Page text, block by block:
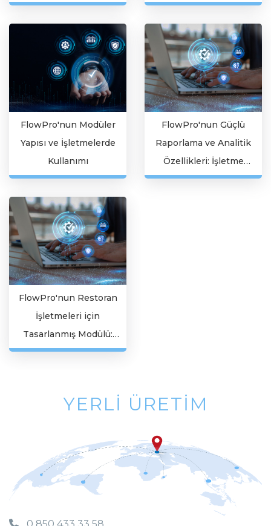
Faydalar ve Rekabet
Avantajları
FlowPro'nun Modüler
Yapısı ve İşletmelerde
Kullanımı
FlowPro'nun Güçlü
Raporlama ve Analitik
Özellikleri: İşletme
Yönetiminde Stratejik
FlowPro'nun Restoran
İşletmeleri için
Tasarlanmış Modülü:
İşletmeleri Yemek
YERLI ÜRETIM
MILLI SERMAYE